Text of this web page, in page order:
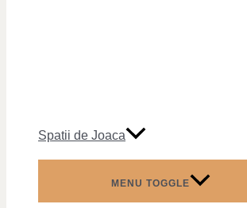
Spatii de Joaca
MENU TOGGLE